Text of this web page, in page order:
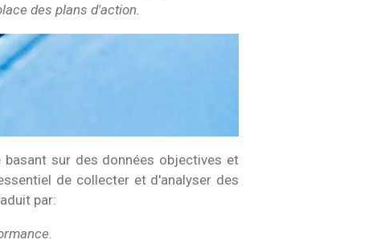
des plans d'action.
sur des données objectives et
de collecter et d'analyser des
par: